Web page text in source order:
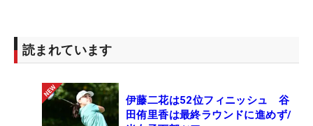
たけど、SUSHIがベルトに乗ってきたの！」。なる
ほど、回転寿司に行った模様…。それでも「マグロ
回転寿司に舌鼓を打った。
読まれています
伊藤二花は52位フィニッシュ 谷
田侑里香は最終ラウンドに進めず/